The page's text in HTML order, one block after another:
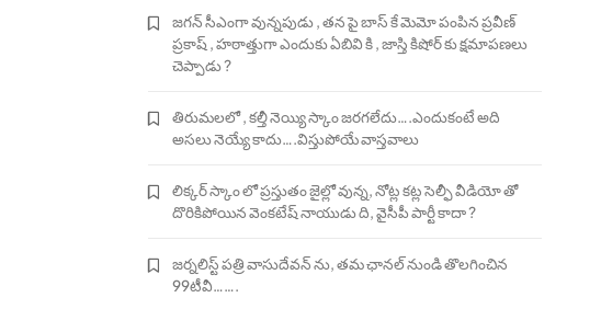
జగన్ సీఎంగా వున్నపుడు , తన పై బాస్ కే మెమో పంపిన ప్రవీణ్
ప్రకాష్ , హఠాత్తుగా ఎందుకు ఏబివి కి , జాస్తి కిషోర్ కు క్షమాపణలు
చెప్పాడు ?
తిరుమలలో , కల్తీ నెయ్యి స్కాం జరగలేదు….ఎందుకంటే అది
అసలు నెయ్యే కాదు….విస్తుపోయే వాస్తవాలు
లిక్కర్ స్కాం లో ప్రస్తుతం జైల్లో వున్న, నోట్ల కట్ల సెల్ఫీ వీడియో తో
దొరికిపోయిన వెంకటేష్ నాయుడు ది, వైసీపీ పార్టీ కాదా ?
జర్నలిస్ట్ పత్రి వాసుదేవన్ ను, తమ ఛానల్ నుండి తొలగించిన
99టీవీ…….